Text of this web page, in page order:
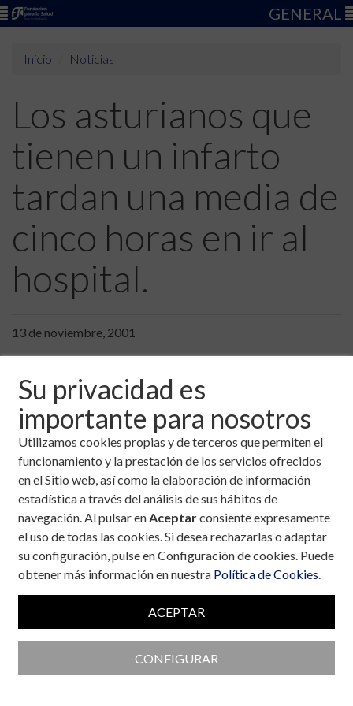
Su privacidad es
importante para nosotros
Utilizamos cookies propias y de terceros que permiten el
funcionamiento y la prestación de los servicios ofrecidos
en el Sitio web, así como la elaboración de información
estadística a través del análisis de sus hábitos de
navegación. Al pulsar enAceptarconsiente expresamente
el uso de todas las cookies. Si desea rechazarlas o adaptar
su configuración, pulse en Configuración de cookies. Puede
obtener más información en nuestra Política de Cookies.
ACEPTAR
CONFIGURAR
GENERAL
Inicio Noticias
Los asturianos que
tienen un infarto
tardan una media de
cinco horas en ir al
hospital.
13 de noviembre, 2001
pdf)
Colaboran con la Fundación